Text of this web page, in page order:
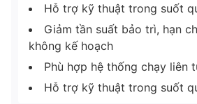
Hỗ trợ kỹ thuật trong suốt
Giảm tần suất bảo trì, hạn
không kế hoạch
Phù hợp hệ thống chạy liên
Hỗ trợ kỹ thuật trong suốt